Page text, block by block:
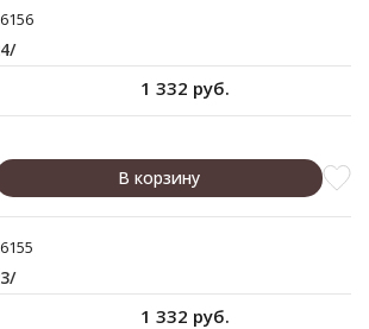
1 332 руб.
В корзину
1 332 руб.